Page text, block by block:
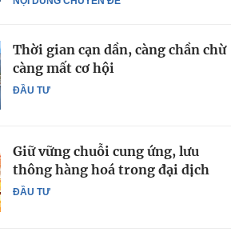
ĐẦU TƯ
Thời gian cạn dần, càng chần chừ
càng mất cơ hội
ĐẦU TƯ
Giữ vững chuỗi cung ứng, lưu
thông hàng hoá trong đại dịch